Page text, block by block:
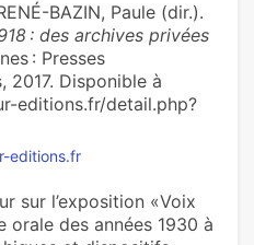
BAZIN, Paule (dir.).
: des archives privées
: Presses
2017. Disponible à
editions.fr/detail.php?
editions.fr
sur l’exposition «Voix
orale des années 1930 à